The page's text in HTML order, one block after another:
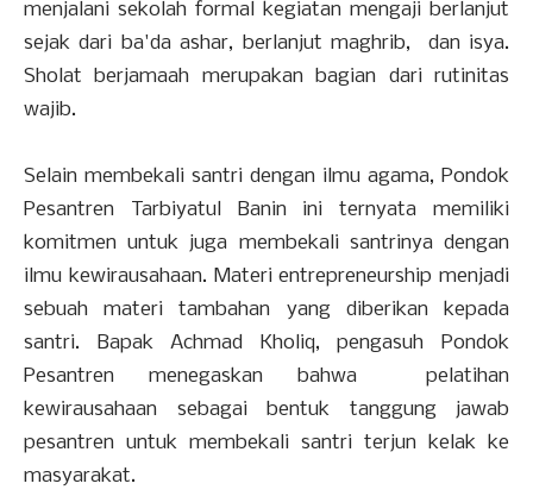
menjalani sekolah formal kegiatan mengaji berlanjut
sejak dari ba'da ashar, berlanjut maghrib, dan isya.
Sholat berjamaah merupakan bagian dari rutinitas
wajib.
Selain membekali santri dengan ilmu agama, Pondok
Pesantren Tarbiyatul Banin ini ternyata memiliki
komitmen untuk juga membekali santrinya dengan
ilmu kewirausahaan. Materi entrepreneurship menjadi
sebuah materi tambahan yang diberikan kepada
santri. Bapak Achmad Kholiq, pengasuh Pondok
Pesantren menegaskan bahwa pelatihan
kewirausahaan sebagai bentuk tanggung jawab
pesantren untuk membekali santri terjun kelak ke
masyarakat.